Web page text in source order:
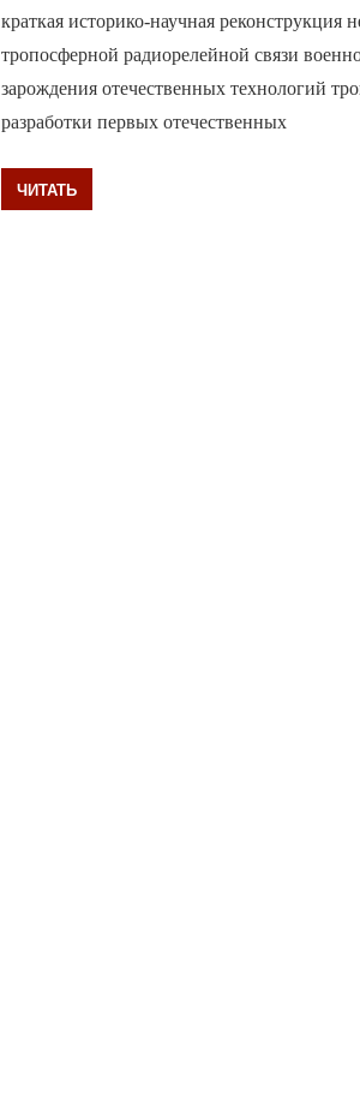
краткая историко-научная реконструкция
тропосферной радиорелейной связи
зарождения отечественных технологий
разработки первых отечественных
ЧИТАТЬ